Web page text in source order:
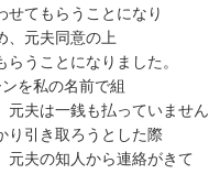
せてもらうことになり
、元夫同意の上
うことになりました。
を私の名前で組
元夫は一銭も払っていません
り引き取ろうとした際
元夫の知人から連絡がきて